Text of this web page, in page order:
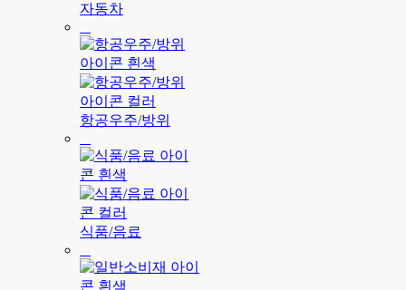
자동차
항공우주/방위
식품/음료